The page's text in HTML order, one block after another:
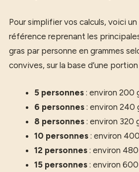
Pour simplifier vos calculs, voici
référence reprenant les
gras par personne en grammes
convives, sur la base d’une
5 personnes : environ 200
6 personnes : environ 240
8 personnes : environ 320
10 personnes : environ
12 personnes : environ
15 personnes : environ 600